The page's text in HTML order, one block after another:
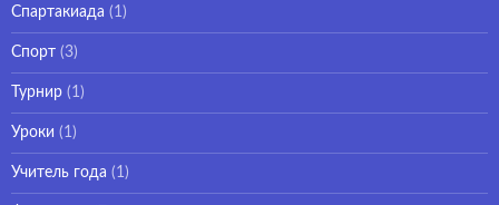
Спартакиада (1)
Спорт (3)
Турнир (1)
Уроки (1)
Учитель года (1)